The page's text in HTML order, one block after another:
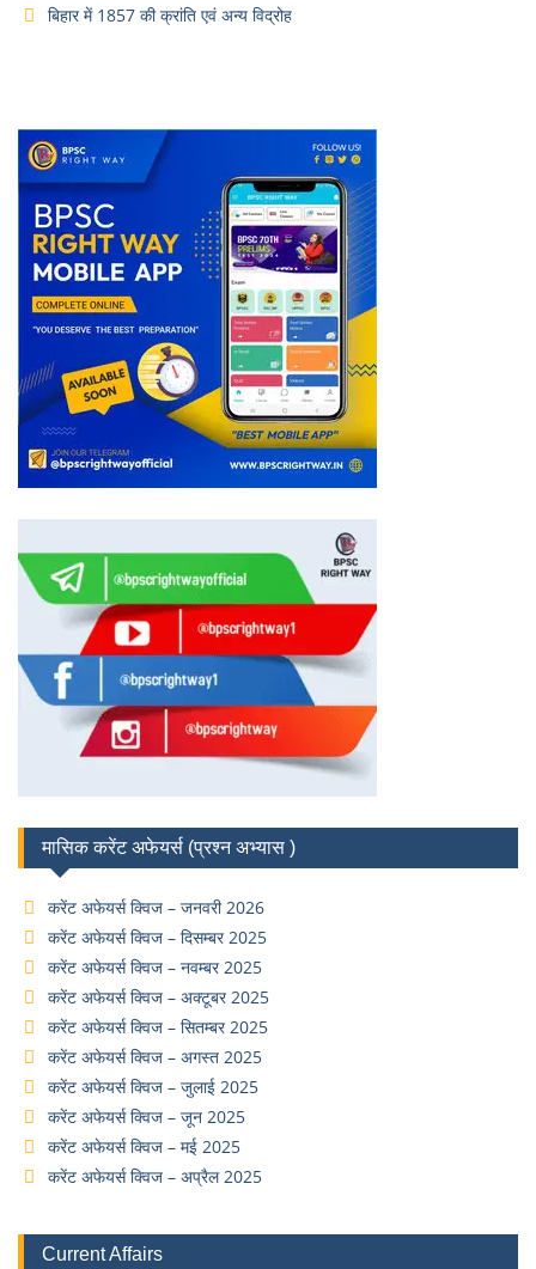
बिहार में 1857 की क्रांति एवं अन्य विद्रोह
मासिक करेंट अफेयर्स (प्रश्न अभ्यास )
करेंट अफेयर्स क्विज – जनवरी 2026
करेंट अफेयर्स क्विज – दिसम्बर 2025
करेंट अफेयर्स क्विज – नवम्बर 2025
करेंट अफेयर्स क्विज – अक्टूबर 2025
करेंट अफेयर्स क्विज – सितम्बर 2025
करेंट अफेयर्स क्विज – अगस्त 2025
करेंट अफेयर्स क्विज – जुलाई 2025
करेंट अफेयर्स क्विज – जून 2025
करेंट अफेयर्स क्विज – मई 2025
करेंट अफेयर्स क्विज – अप्रैल 2025
Current Affairs